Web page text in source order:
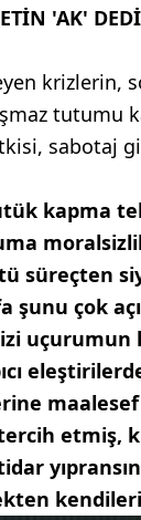
'AK'
krizlerin,
tutumu
sabotaj
kapma
süreçten
şunu çok
uçurumun
maalesef
etmiş,